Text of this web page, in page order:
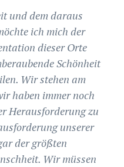
und dem daraus
ich mich der
dieser Orte
Schönheit
Wir stehen am
haben immer noch
Herausforderung zu
unserer
der größten
Wir müssen